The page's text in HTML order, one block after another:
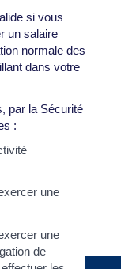
si vous
un salaire
normale des
dans votre
par la Sécurité
:
une
une
de